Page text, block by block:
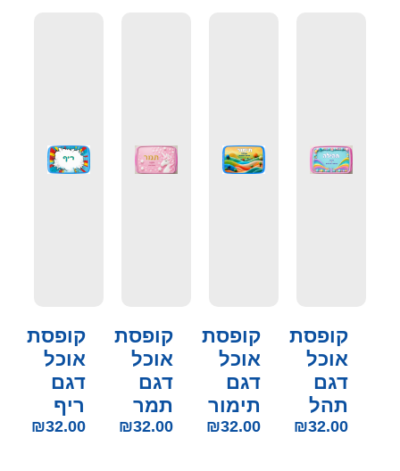
קופסת
אוכל
דגם
תהל
₪32.00
קופסת
אוכל
דגם
תימור
₪32.00
קופסת
אוכל
דגם
תמר
₪32.00
קופסת
אוכל
דגם
ריף
₪32.00